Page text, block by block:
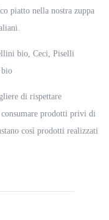
piatto nella nostra zuppa
bio, Ceci, Piselli
di rispettare
prodotti privi di
così prodotti realizzati